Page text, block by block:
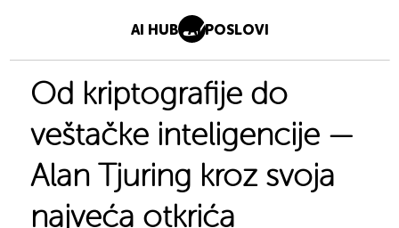
AI HUB AI POSLOVI
Od kriptografije do
veštačke inteligencije —
Alan Tjuring kroz svoja
najveća otkrića